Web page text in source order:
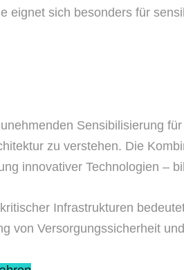
eignet sich besonders für
Sensibilisierung
zu verstehen. Die
innovativer Technologien –
Infrastrukturen
von Versorgungssicherheit